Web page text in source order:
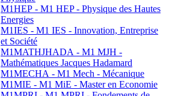
M1HEP - M1 HEP - Physique des Hautes
Energies
M1IES - M1 IES - Innovation, Entreprise
et Société
M1MATHJHADA - M1 MJH -
Mathématiques Jacques Hadamard
M1MECHA - M1 Mech - Mécanique
M1MIE - M1 MiE - Master en Economie